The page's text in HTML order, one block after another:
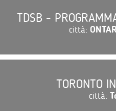
TDSB -
città:
TORONTO
città: